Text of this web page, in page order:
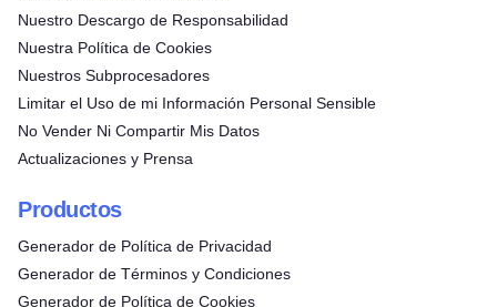
Nuestro Descargo de Responsabilidad
Nuestra Política de Cookies
Nuestros Subprocesadores
Limitar el Uso de mi Información Personal Sensible
No Vender Ni Compartir Mis Datos
Actualizaciones y Prensa
Productos
Generador de Política de Privacidad
Generador de Términos y Condiciones
Generador de Política de Cookies